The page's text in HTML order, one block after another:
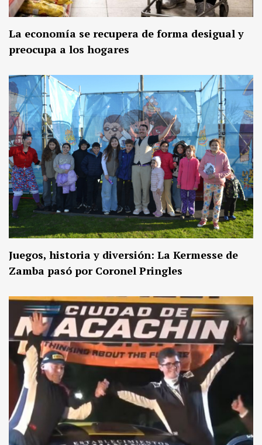
La economía se recupera de forma desigual y
preocupa a los hogares
Juegos, historia y diversión: La Kermesse de
Zamba pasó por Coronel Pringles